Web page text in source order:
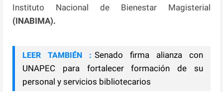
Instituto Nacional de Bienestar Magisterial
(INABIMA).
LEER TAMBIÉN : Senado firma alianza con
UNAPEC para fortalecer formación de su
personal y servicios bibliotecarios